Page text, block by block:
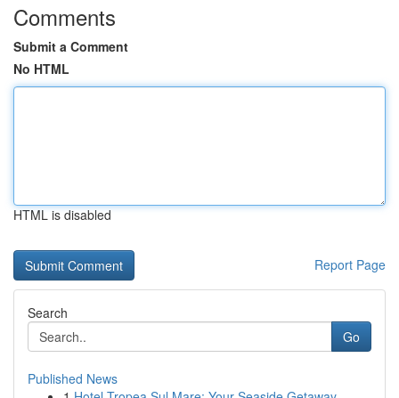
Comments
Submit a Comment
No HTML
HTML is disabled
Report Page
Search
Go
Published News